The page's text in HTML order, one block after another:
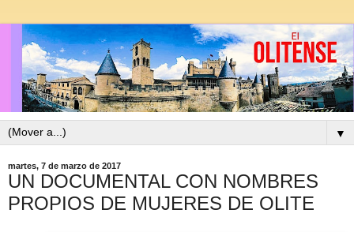
▼
martes, 7 de marzo de 2017
UN DOCUMENTAL CON NOMBRES
PROPIOS DE MUJERES DE OLITE